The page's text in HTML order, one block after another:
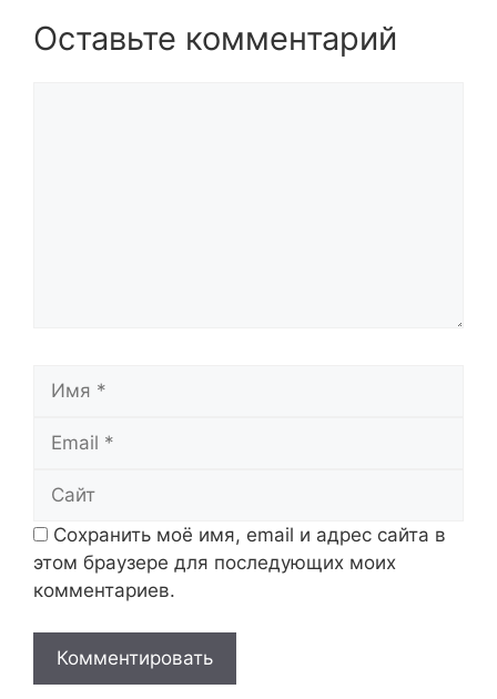
Оставьте комментарий
Сохранить моё имя, email и адрес сайта в
этом браузере для последующих моих
комментариев.